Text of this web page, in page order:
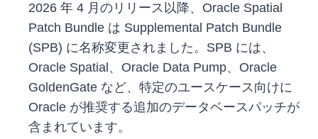
2026 年 4 月のリリース以降、Oracle Spatial
Patch Bundle は Supplemental Patch Bundle
(SPB) に名称変更されました。SPB には、
Oracle Spatial、Oracle Data Pump、Oracle
GoldenGate など、特定のユースケース向けに
Oracle が推奨する追加のデータベースパッチが
含まれています。